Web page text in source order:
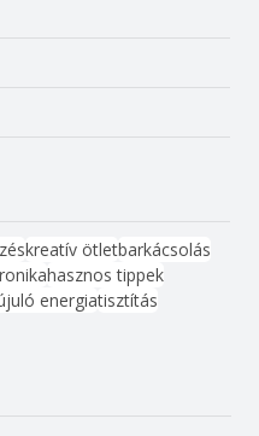
kreatív ötletbarkácsolás
hasznos tippek
energiatisztítás